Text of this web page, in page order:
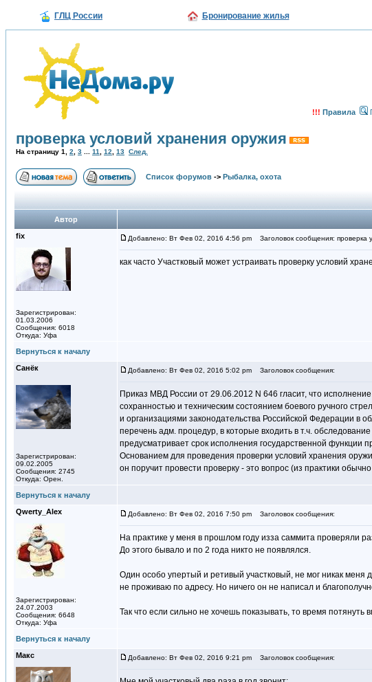
ГЛЦ России Бронирование жилья
!!! Правила
проверка условий хранения оружия
На страницу 1 2 3 11 12 13 След.
Список форумов -> Рыбалка, охота
Автор
fix
Зарегистрирован:
01.03.2006
Сообщения: 6018
Откуда: Уфа
Добавлено: Вт Фев 02, 2016 4:56 pm Заголовок сообщения: проверка
как часто Участковый может устраивать проверку условий
Вернуться к началу
Санёк
Зарегистрирован:
09.02.2005
Сообщения: 2745
Откуда: Орен.
Добавлено: Вт Фев 02, 2016 5:02 pm Заголовок сообщения:
Приказ МВД России от 29.06.2012 N 646 гласит, что
сохранностью и техническим состоянием боевого ручного
и организациями законодательства Российской Федерации в
перечень адм. процедур, в которые входить в т.ч.
предусматривает срок исполнения государственной функции
Основанием для проведения проверки условий хранения
он поручит провести проверку - это вопрос (из практики
Вернуться к началу
Qwerty_Alex
Зарегистрирован:
24.07.2003
Сообщения: 6648
Откуда: Уфа
Добавлено: Вт Фев 02, 2016 7:50 pm Заголовок сообщения:
На практике у меня в прошлом году изза саммита проверяли
До этого бывало и по 2 года никто не появлялся.
Один особо упертый и ретивый участковый, не мог никак меня
не проживаю по адресу. Но ничего он не написал и
Так что если сильно не хочешь показывать, то время потянуть
Вернуться к началу
Макс
Добавлено: Вт Фев 02, 2016 9:21 pm Заголовок сообщения: